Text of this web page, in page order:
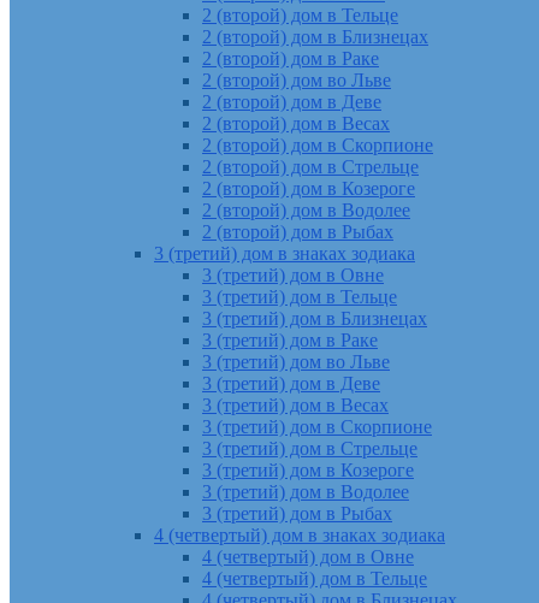
2 (второй) дом в Тельце
2 (второй) дом в Близнецах
2 (второй) дом в Раке
2 (второй) дом во Льве
2 (второй) дом в Деве
2 (второй) дом в Весах
2 (второй) дом в Скорпионе
2 (второй) дом в Стрельце
2 (второй) дом в Козероге
2 (второй) дом в Водолее
2 (второй) дом в Рыбах
3 (третий) дом в знаках зодиака
3 (третий) дом в Овне
3 (третий) дом в Тельце
3 (третий) дом в Близнецах
3 (третий) дом в Раке
3 (третий) дом во Льве
3 (третий) дом в Деве
3 (третий) дом в Весах
3 (третий) дом в Скорпионе
3 (третий) дом в Стрельце
3 (третий) дом в Козероге
3 (третий) дом в Водолее
3 (третий) дом в Рыбах
4 (четвертый) дом в знаках зодиака
4 (четвертый) дом в Овне
4 (четвертый) дом в Тельце